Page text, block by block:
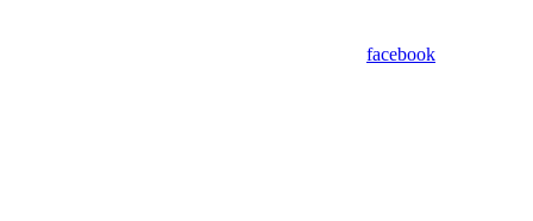
facebook